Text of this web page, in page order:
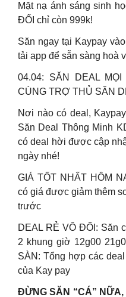
Mặt nạ ánh sáng sinh
ĐỐI chỉ còn 999k!
Săn ngay tại Kaypay
tải app để sẵn sàng hoà
04.04: SĂN DEAL
CÙNG TRỢ THỦ SĂN
Nơi nào có deal,
Săn Deal Thông Minh
có deal hời được cập
ngày nhé!
GIÁ TỐT NHẤT HÔM
có giá được giảm thêm
trước
DEAL RẺ VÔ ĐỐI: Săn
2 khung giờ 12g00
SÀN: Tổng hợp các
của Kay pay
ĐỪNG SĂN “CÁ”